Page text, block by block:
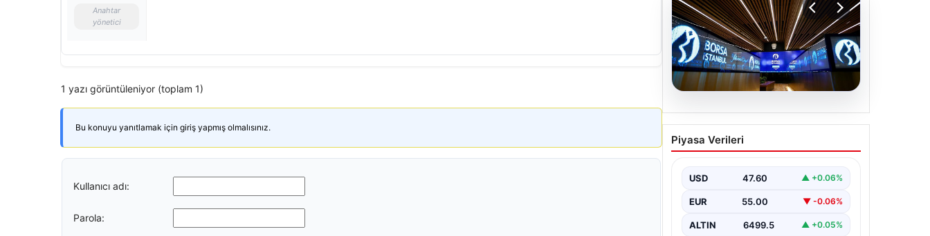
Anahtar
yönetici
1 yazı görüntüleniyor (toplam 1)
Bu konuyu yanıtlamak için giriş yapmış olmalısınız.
Kullanıcı adı:
Parola:
Yatırım araçlarının haftalık
performansı nasıl oldu?
Piyasa Verileri
USD 47.60 ▲ +0.06%
EUR 55.00 ▼ -0.06%
ALTIN 6499.5 ▲ +0.05%